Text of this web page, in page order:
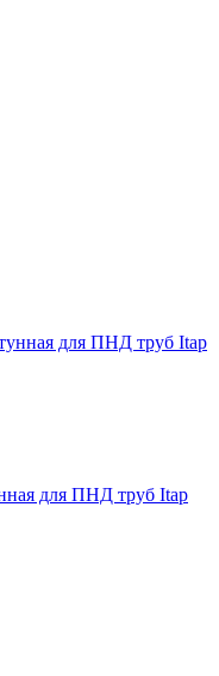
для ПНД труб Itap